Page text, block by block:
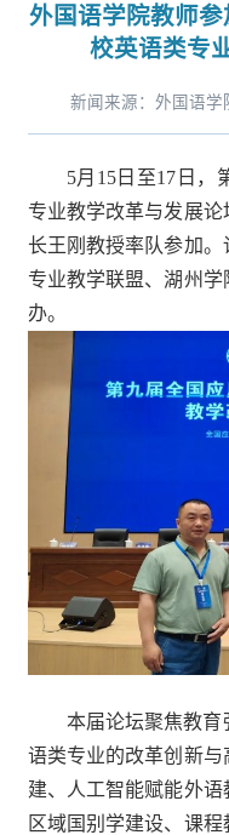
外国语学院教师
校英语类专
新闻来源：外国语学
5月15日至17日，
专业教学改革与发展
长王刚教授率队参加
专业教学联盟、湖州
办。
本届论坛聚焦教
语类专业的改革创新
建、人工智能赋能外语
区域国别学建设、课